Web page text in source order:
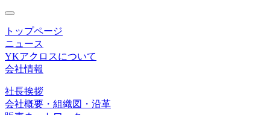
toggle
navigation
トップページ
ニュース
YKアクロスについて
会社情報
社長挨拶
会社概要・組織図・沿革